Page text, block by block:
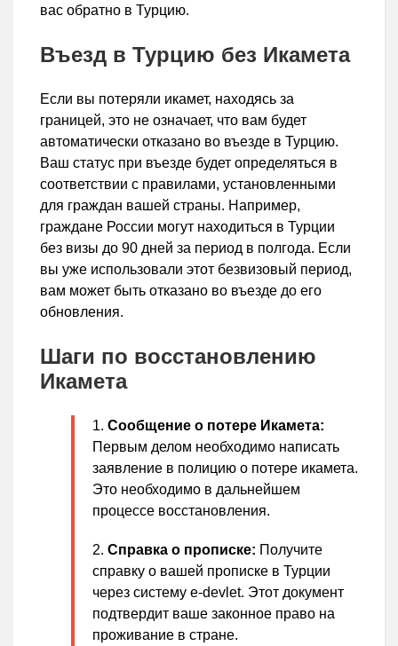
вас обратно в Турцию.
Въезд в Турцию без Икамета
Если вы потеряли икамет, находясь за
границей, это не означает, что вам будет
автоматически отказано во въезде в Турцию.
Ваш статус при въезде будет определяться в
соответствии с правилами, установленными
для граждан вашей страны. Например,
граждане России могут находиться в Турции
без визы до 90 дней за период в полгода. Если
вы уже использовали этот безвизовый период,
вам может быть отказано во въезде до его
обновления.
Шаги по восстановлению
Икамета
Сообщение о потере Икамета:
Первым делом необходимо написать
заявление в полицию о потере икамета.
Это необходимо в дальнейшем
процессе восстановления.
Справка о прописке: Получите
справку о вашей прописке в Турции
через систему e-devlet. Этот документ
подтвердит ваше законное право на
проживание в стране.